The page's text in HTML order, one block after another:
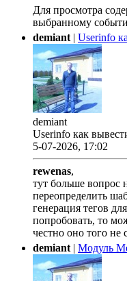
Для просмотра
выбранному
demiant | Userinfo
demiant
Userinfo как
5-07-2026, 17:02
rewenas,
тут больше вопрос
переопределить
генерация тегов
попробовать, то
честно оно того не
demiant | Модуль